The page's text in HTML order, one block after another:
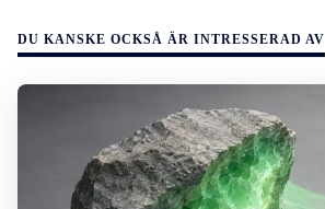
DU KANSKE OCKSÅ ÄR INTRESSERAD AV